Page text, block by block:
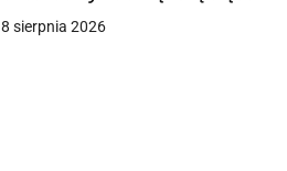
8 sierpnia 2026